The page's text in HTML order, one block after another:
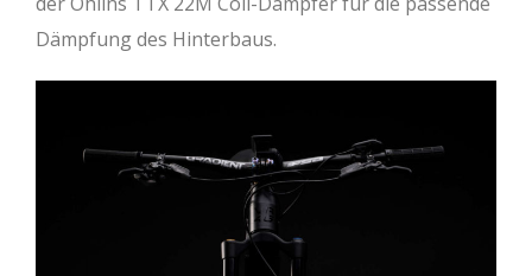
Dämpfung des Hinterbaus.